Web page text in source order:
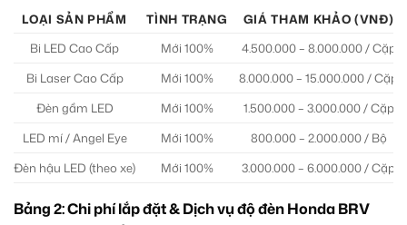
LOẠI SẢN PHẨM TÌNH TRẠNG
GIÁ THAM KHẢO (VNĐ)
Bi LED Cao Cấp
Mới 100%
4.500.000 – 8.000.000 / Cặp
Bi Laser Cao Cấp
Mới 100%
8.000.000 – 15.000.000 / Cặp
Đèn gầm LED
Mới 100%
1.500.000 – 3.000.000 / Cặp
LED mí / Angel Eye
Mới 100%
800.000 – 2.000.000 / Bộ
Đèn hậu LED (theo xe)
Mới 100% 3.000.000 – 6.000.000 / Cặp
Bảng 2: Chi phí lắp đặt & Dịch vụ độ đèn Honda BRV